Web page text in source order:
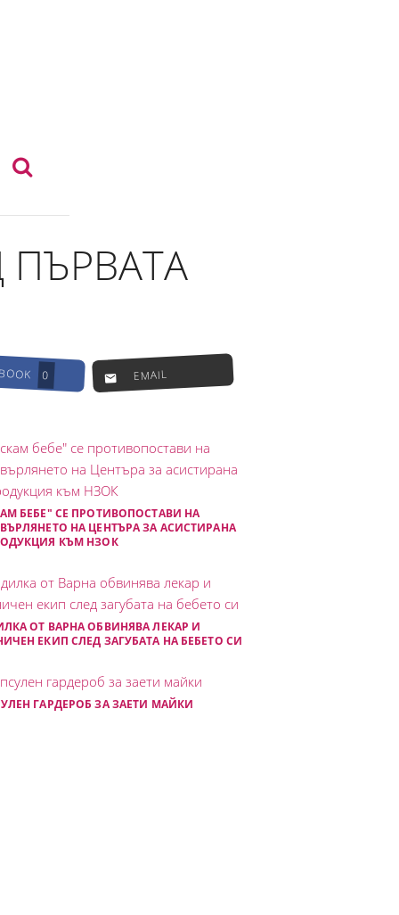
0 EMAIL
БЕБЕ" СЕ ПРОТИВОПОСТАВИ НА
НА ЦЕНТЪРА ЗА АСИСТИРАНА
КЪМ НЗОК
ОТ ВАРНА ОБВИНЯВА ЛЕКАР И
ЕКИП СЛЕД ЗАГУБАТА НА БЕБЕТО СИ
ГАРДЕРОБ ЗА ЗАЕТИ МАЙКИ